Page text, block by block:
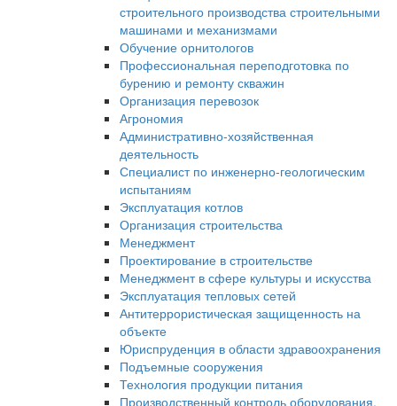
строительного производства строительными
машинами и механизмами
Обучение орнитологов
Профессиональная переподготовка по
бурению и ремонту скважин
Организация перевозок
Агрономия
Административно-хозяйственная
деятельность
Специалист по инженерно-геологическим
испытаниям
Эксплуатация котлов
Организация строительства
Менеджмент
Проектирование в строительстве
Менеджмент в сфере культуры и искусства
Эксплуатация тепловых сетей
Антитеррористическая защищенность на
объекте
Юриспруденция в области здравоохранения
Подъемные сооружения
Технология продукции питания
Производственный контроль оборудования,